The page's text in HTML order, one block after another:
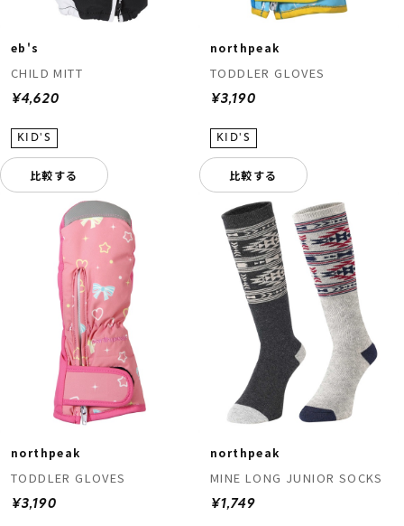
eb's
CHILD MITT
¥4,620
比較する
northpeak
TODDLER GLOVES
¥3,190
比較する
northpeak
TODDLER GLOVES
¥3,190
northpeak
MINE LONG JUNIOR SOCKS
¥1,749